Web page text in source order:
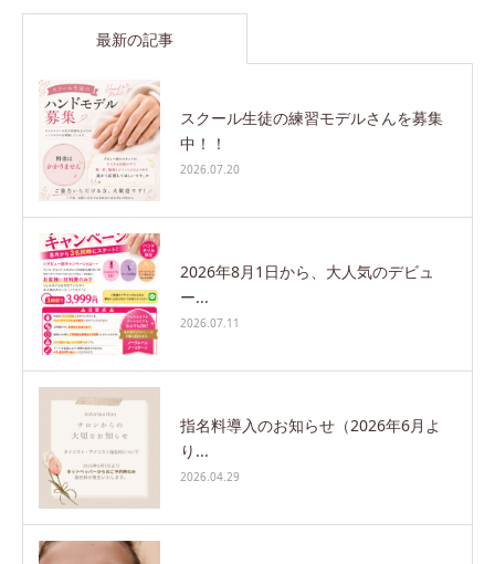
最新の記事
スクール生徒の練習モデルさんを募集
中！！
2026.07.20
2026年8月1日から、大人気のデビュ
ー...
2026.07.11
指名料導入のお知らせ（2026年6月よ
り...
2026.04.29